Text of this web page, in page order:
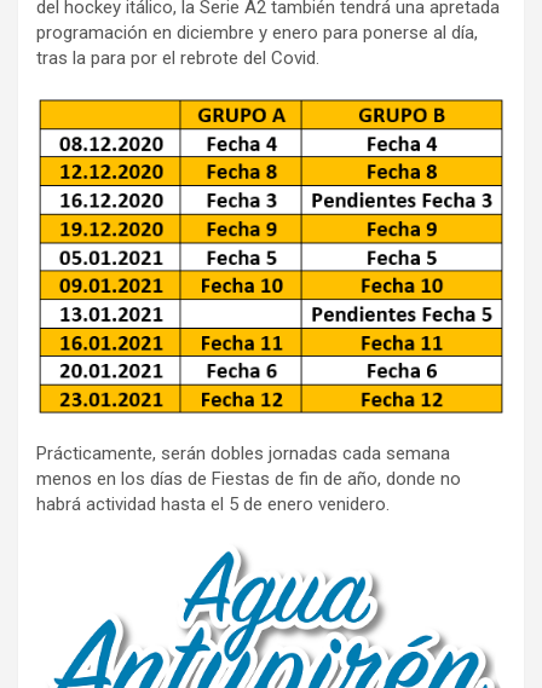
del hockey itálico, la Serie A2 también tendrá una apretada
programación en diciembre y enero para ponerse al día,
tras la para por el rebrote del Covid.
Prácticamente, serán dobles jornadas cada semana
menos en los días de Fiestas de fin de año, donde no
habrá actividad hasta el 5 de enero venidero.